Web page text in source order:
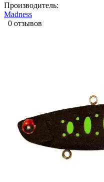
Производитель:
Madness
0 отзывов